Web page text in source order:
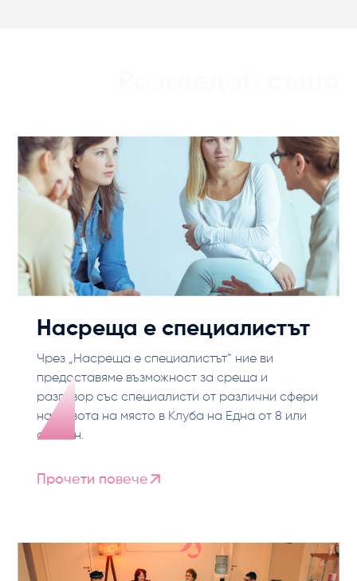
Насреща е специалистът
Чрез „Насреща е специалистът“ ние ви
предоставяме възможност за среща и
разговор със специалисти от различни сфери
на живота на място в Клуба на Една от 8 или
онлайн.
Прочети повече